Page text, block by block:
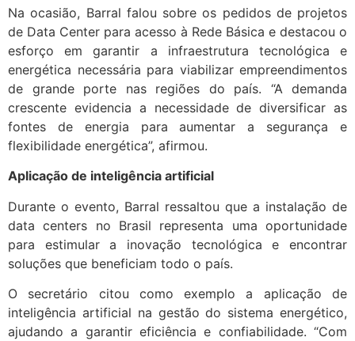
Na ocasião, Barral falou sobre os pedidos de projetos
de Data Center para acesso à Rede Básica e destacou o
esforço em garantir a infraestrutura tecnológica e
energética necessária para viabilizar empreendimentos
de grande porte nas regiões do país. “A demanda
crescente evidencia a necessidade de diversificar as
fontes de energia para aumentar a segurança e
flexibilidade energética”, afirmou.
Aplicação de inteligência artificial
Durante o evento, Barral ressaltou que a instalação de
data centers no Brasil representa uma oportunidade
para estimular a inovação tecnológica e encontrar
soluções que beneficiam todo o país.
O secretário citou como exemplo a aplicação de
inteligência artificial na gestão do sistema energético,
ajudando a garantir eficiência e confiabilidade. “Com